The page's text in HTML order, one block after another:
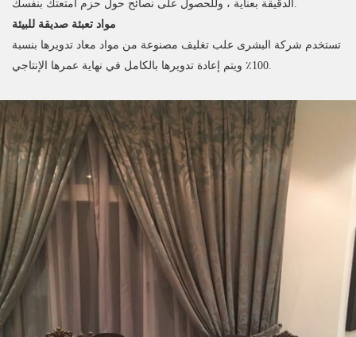
مواد تعبئة صديقة للبيئة
تستخدم شركة البشرى علب تغليف مصنوعة من مواد معاد تدويرها بنسبة